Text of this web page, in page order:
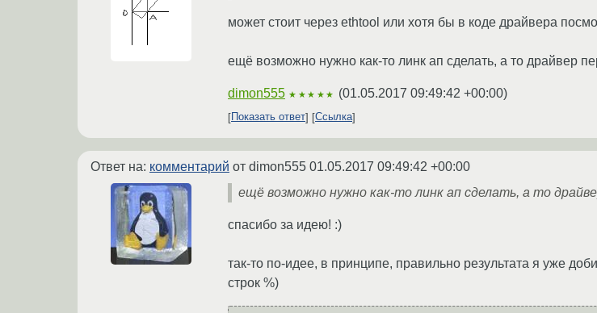
может стоит через ethtool или хотя бы в коде драйвера
ещё возможно нужно как-то линк ап сделать, а то драйвер
dimon555 ★★★★★ (01.05.2017 09:49:42 +00:00)
Показать ответ Ссылка
Ответ на: комментарий от dimon555 01.05.2017 09:49:42 +00:00
ещё возможно нужно как-то линк ап сделать, а то
спасибо за идею! :)
так-то по-идее, в принципе, правильно результата я уже
строк %)